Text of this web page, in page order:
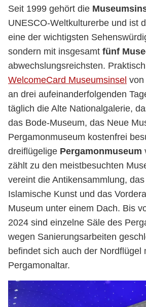
Seit 1999 gehört die
UNESCO-Weltkulturerbe und ist
eine der wichtigsten
sondern mit insgesamt fünf
abwechslungsreichsten.
WelcomeCard Museumsinsel von
an drei aufeinanderfolgenden
täglich die Alte Nationalgalerie,
das Bode-Museum, das Neue
Pergamonmuseum kostenfrei
dreiflügelige Pergamonmuseum
zählt zu den meistbesuchten
vereint die Antikensammlung,
Islamische Kunst und das
Museum unter einem Dach. Bis
2024 sind einzelne Säle des
wegen Sanierungsarbeiten
befindet sich auch der Nordflügel
Pergamonaltar.